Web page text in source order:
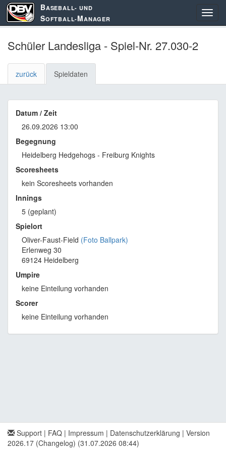
BASEBALL- UND
SOFTBALL-MANAGER
Schüler Landesliga - Spiel-Nr. 27.030-2
zurück Spieldaten
Datum / Zeit
26.09.2026 13:00
Begegnung
Heidelberg Hedgehogs - Freiburg Knights
Scoresheets
kein Scoresheets vorhanden
Innings
5 (geplant)
Spielort
Oliver-Faust-Field (Foto Ballpark)
Erlenweg 30
69124 Heidelberg
Umpire
keine Einteilung vorhanden
Scorer
keine Einteilung vorhanden
Support | FAQ | Impressum | Datenschutzerklärung | Version
2026.17 (Changelog) (31.07.2026 08:44)